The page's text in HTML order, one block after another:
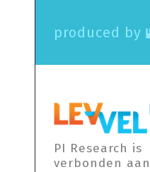
produced by
PI Research is
verbonden